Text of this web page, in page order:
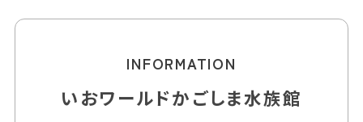
INFORMATION
いおワールドかごしま水族館